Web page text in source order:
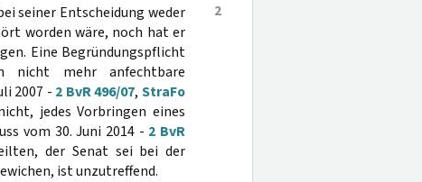
2
seiner Entscheidung weder
worden wäre, noch hat er
Eine Begründungspflicht
nicht mehr anfechtbare
2007 - 2 BvR 496/07,StraFo
jedes Vorbringen eines
vom 30. Juni 2014 - 2 BvR
der Senat sei bei der
ist unzutreffend.